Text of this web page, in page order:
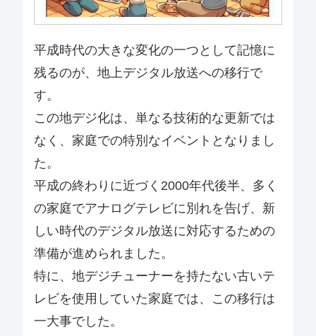
平成時代の大きな変化の一つとして記憶に
残るのが、地上デジタル放送への移行で
す。
この地デジ化は、単なる技術的な更新では
なく、家庭での特別なイベントとなりまし
た。
平成の終わりに近づく2000年代後半、多く
の家庭でアナログテレビに別れを告げ、新
しい時代のデジタル放送に対応するための
準備が進められました。
特に、地デジチューナーを持たない古いテ
レビを使用していた家庭では、この移行は
一大事でした。